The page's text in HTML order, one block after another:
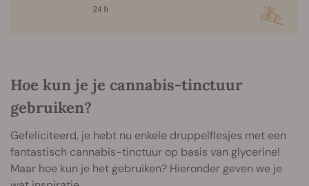
Hoe kun je je cannabis-tinctuur
gebruiken?
Gefeliciteerd, je hebt nu enkele druppelflesjes met een
fantastisch cannabis-tinctuur op basis van glycerine!
Maar hoe kun je het gebruiken? Hieronder geven we je